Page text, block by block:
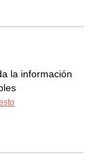
la información